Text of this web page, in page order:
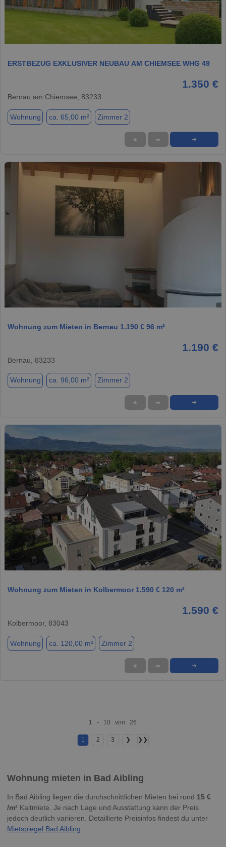
1 / 6
ERSTBEZUG EXKLUSIVER NEUBAU AM CHIEMSEE WHG 49
1.350 €
Bernau am Chiemsee, 83233
Wohnung ca. 65,00 m² Zimmer 2
★ ➦ ➜
Wohnung zum Mieten in Bernau 1.190 € 96 m²
1.190 €
Bernau, 83233
Wohnung ca. 96,00 m² Zimmer 2
★ ➦ ➜
1 / 1
Wohnung zum Mieten in Kolbermoor 1.590 € 120 m²
1.590 €
Kolbermoor, 83043
Wohnung ca. 120,00 m² Zimmer 2
★ ➦ ➜
1 - 10 von 26
1 2 3 ❯ ❯❯
Wohnung mieten in Bad Aibling
In Bad Aibling liegen die durchschnittlichen Mieten bei rund 15 €
/m² Kaltmiete. Je nach Lage und Ausstattung kann der Preis
jedoch deutlich variieren. Detaillierte Preisinfos findest du unter
Mietspiegel Bad Aibling